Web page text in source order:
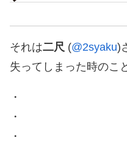
それは二尺 (@2syaku)
失ってしまった時のこ
・
・
・